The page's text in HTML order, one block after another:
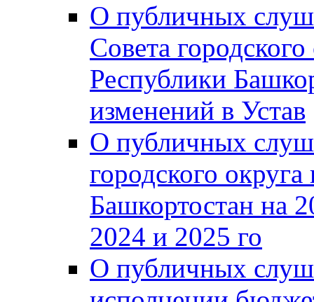
О публичных
Совета
Республики
изменений в Устав
О публичных
городского
Башкортостан на
2024 и 2025 го
О публичных